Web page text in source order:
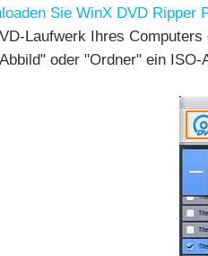
Sie WinX DVD Ripper
Laufwerk Ihres
oder "Ordner" ein